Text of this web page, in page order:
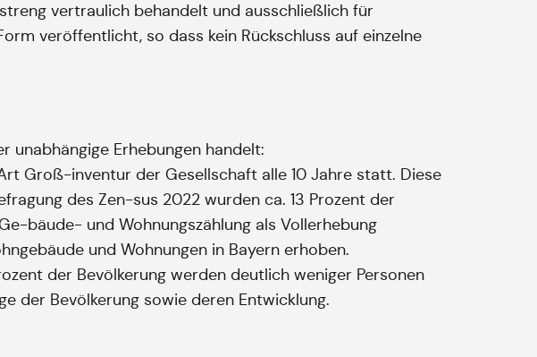
vertraulich behandelt und ausschließlich für
veröffentlicht, so dass kein Rückschluss auf einzelne
unabhängige Erhebungen handelt:
Groß-inventur der Gesellschaft alle 10 Jahre statt. Diese
des Zen-sus 2022 wurden ca. 13 Prozent der
bäude- und Wohnungszählung als Vollerhebung
und Wohnungen in Bayern erhoben.
der Bevölkerung werden deutlich weniger Personen
der Bevölkerung sowie deren Entwicklung.